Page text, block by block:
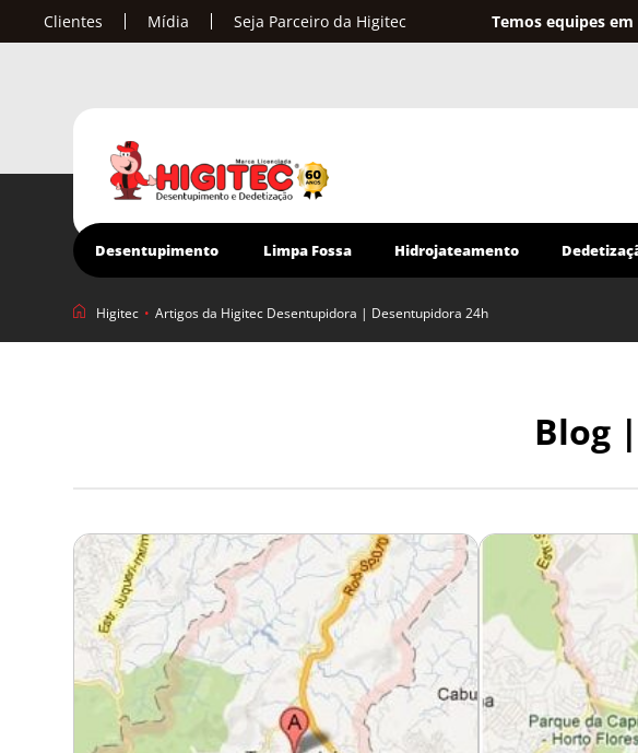
Higitec • Artigos da Higitec Desentupidora | Desentupidora 24h
Blog
Clientes Mídia Seja Parceiro da Higitec Temos equipes
Desentupimento Limpa Fossa Hidrojateamento
Desentupimento
Limpa Fossa
Vídeo Inspeção
Dedetização
Controle de Pragas
Dedetização de Pragas
Dedetização – Ratos
Dedetização – Controle de
Cupins
Desratização
Eliminar Ratos
Repelência a Pombos
Troca e
Encanador
Outros